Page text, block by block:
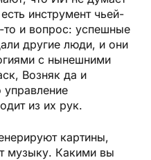
инструмент чьей-
то и вопрос: успешные
другие люди, и они
с нынешними
Возняк да и
управление
из их рук.
картины,
музыку. Какими вы